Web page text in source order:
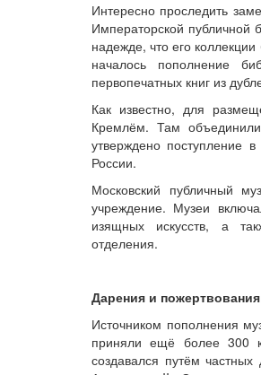
Интересно проследить
Императорской публичной
надежде, что его
началось пополнение
первопечатных книг из
Как известно, для
Кремлём. Там
утверждено поступление
России.
Московский публичный
учреждение. Музеи
изящных искусств, а
отделения.
Дарения и пожертвования
Источником пополнения
приняли ещё более 300
создавался путём